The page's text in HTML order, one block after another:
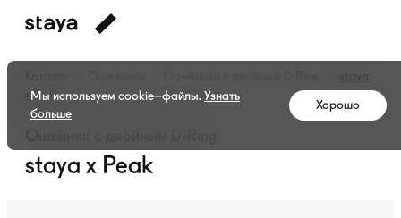
x Peak
staya x Peak
Мы используем cookie–файлы. Узнать
больше
Хорошо